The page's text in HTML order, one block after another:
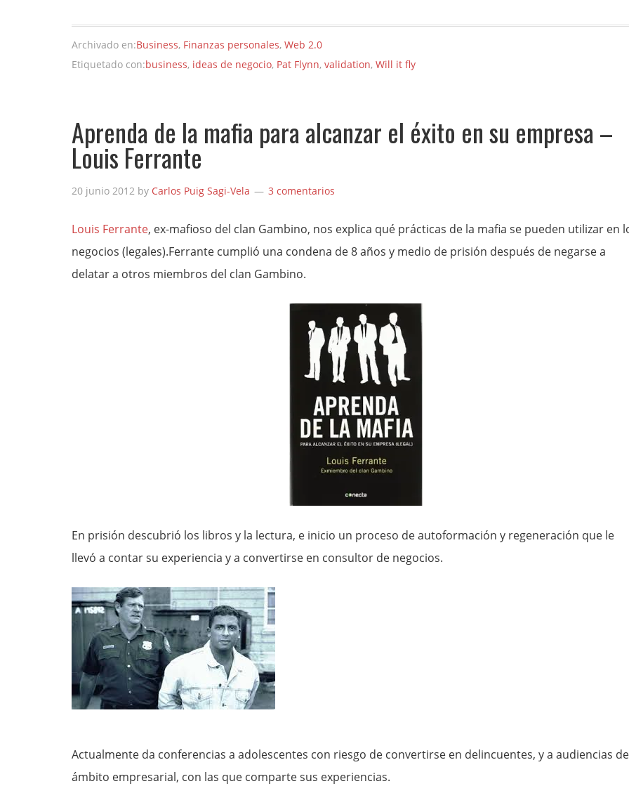
Archivado en:Business, Finanzas personales, Web 2.0
Etiquetado con:business, ideas de negocio, Pat Flynn, validation, Will it fly
Aprenda de la mafia para alcanzar el éxito en su empresa –
Louis Ferrante
20 junio 2012 by Carlos Puig Sagi-Vela 3 comentarios
Louis Ferrante, ex-mafioso del clan Gambino, nos explica qué prácticas de la mafia se pueden utilizar en
negocios (legales).Ferrante cumplió una condena de 8 años y medio de prisión después de negarse a
delatar a otros miembros del clan Gambino.
En prisión descubrió los libros y la lectura, e inicio un proceso de autoformación y regeneración que le
llevó a contar su experiencia y a convertirse en consultor de negocios.
Actualmente da conferencias a adolescentes con riesgo de convertirse en delincuentes, y a audiencias de
ámbito empresarial, con las que comparte sus experiencias.